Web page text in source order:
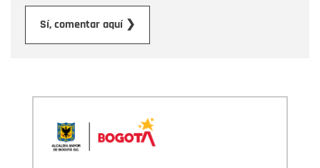
Sí, comentar aquí ❯